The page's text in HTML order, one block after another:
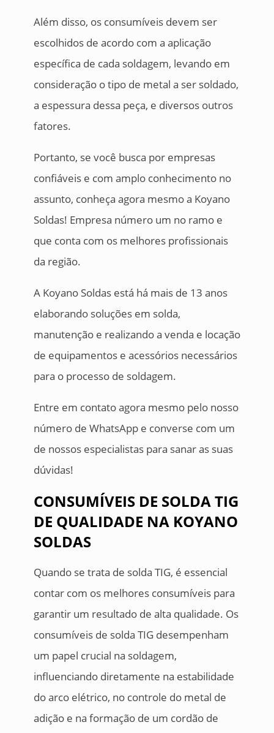
Além disso, os consumíveis devem ser
escolhidos de acordo com a aplicação
específica de cada soldagem, levando em
consideração o tipo de metal a ser soldado,
a espessura dessa peça, e diversos outros
fatores.
Portanto, se você busca por empresas
confiáveis e com amplo conhecimento no
assunto, conheça agora mesmo a Koyano
Soldas! Empresa número um no ramo e
que conta com os melhores profissionais
da região.
A Koyano Soldas está há mais de 13 anos
elaborando soluções em solda,
manutenção e realizando a venda e locação
de equipamentos e acessórios necessários
para o processo de soldagem.
Entre em contato agora mesmo pelo nosso
número de WhatsApp e converse com um
de nossos especialistas para sanar as suas
dúvidas!
CONSUMÍVEIS DE SOLDA TIG
DE QUALIDADE NA KOYANO
SOLDAS
Quando se trata de solda TIG, é essencial
contar com os melhores consumíveis para
garantir um resultado de alta qualidade. Os
consumíveis de solda TIG desempenham
um papel crucial na soldagem,
influenciando diretamente na estabilidade
do arco elétrico, no controle do metal de
adição e na formação de um cordão de